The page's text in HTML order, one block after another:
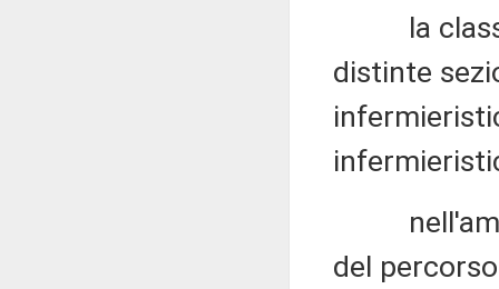
la classe
distinte
del